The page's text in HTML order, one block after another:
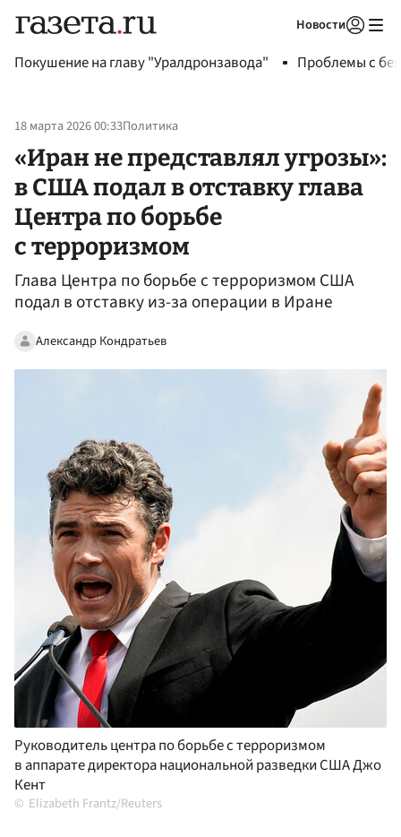
Новости
Покушение на главу "Уралдронзавода" Проблемы с
18 марта 2026 00:33Политика
«Иран не представлял угрозы»:
в США подал в отставку глава
Центра по борьбе
с терроризмом
Глава Центра по борьбе с терроризмом США
подал в отставку из-за операции в Иране
Александр Кондратьев
Руководитель центра по борьбе с терроризмом
в аппарате директора национальной разведки США Джо
Кент
Elizabeth Frantz/Reuters